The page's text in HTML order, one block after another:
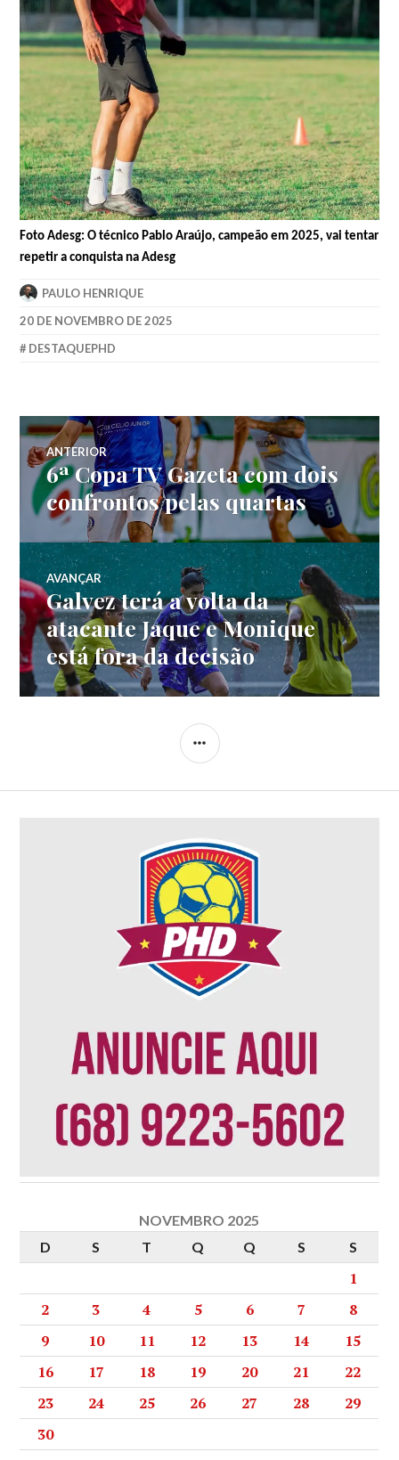
Foto Adesg: O técnico Pablo Araújo, campeão em 2025, vai tentar
repetir a conquista na Adesg
PAULO HENRIQUE
20 DE NOVEMBRO DE 2025
DESTAQUEPHD
ANTERIOR
6ª Copa TV Gazeta com dois
confrontos pelas quartas
AVANÇAR
Galvez terá a volta da
atacante Jaque e Monique
está fora da decisão
NOVEMBRO 2025
D
S T Q Q S S
1
2
3 4 5 6 7
8
9
10 11 12 13 14
15
16
17 18 19 20 21
22
23
24 25 26 27 28
29
30